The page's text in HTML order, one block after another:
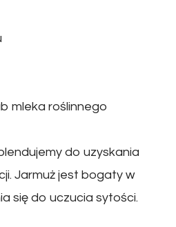
mleka roślinnego
do uzyskania
Jarmuż jest bogaty w
się do uczucia sytości.